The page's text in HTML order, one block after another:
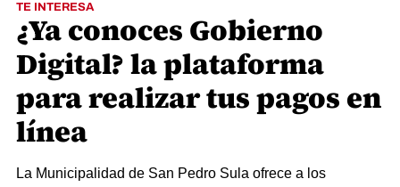
TE INTERESA
¿Ya conoces Gobierno
Digital? la plataforma
para realizar tus pagos en
línea
La Municipalidad de San Pedro Sula ofrece a los